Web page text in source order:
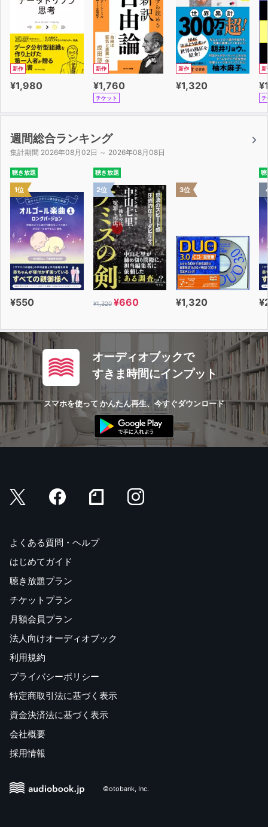
9.「上絛千尋さんインタビュー」
【スタッフ】
しろがね:上絛千尋
キャラクターデザイン:cura
メント)
アシスタント:準々(HMRエンターテインメント)
制作:レヱル・ロマネスク製作委員会
収録:アストラルスタジオ
新作
¥1,980
新作
¥1,760
チケット
新作
¥1,320
新
チ
週間総合ランキング
集計期間 2026年08月02日 ～ 2026年08月08日
聴き放題
1位
¥550
聴き放題
2位
¥1,320 ¥660
3位
¥1,320
聴
オーディオブックで
すきま時間にインプット
スマホを使って かんたん再生、今すぐダウンロード
よくある質問・ヘルプ
はじめてガイド
聴き放題プラン
チケットプラン
月額会員プラン
法人向けオーディオブック
利用規約
プライバシーポリシー
特定商取引法に基づく表示
資金決済法に基づく表示
会社概要
採用情報
©otobank, Inc.